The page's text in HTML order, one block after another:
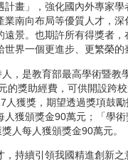
畫」，強化國內外專家學
南向布局等優質人才，深
景。也期許所有得獎者，
界一個更進步、更繁榮的
，是教育部最高學術暨教
的獎助經費，可供開設跨
獲獎，期望透過獎項鼓
獲頒獎金90萬元；「學術
人每人獲頒獎金90萬元。
持續引領我國精進創新之